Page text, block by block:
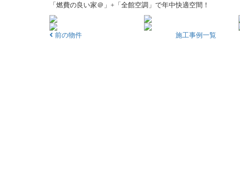
「燃費の良い家＠」+「全館空調」で年中快適空間！
前の物件 施工事例一覧